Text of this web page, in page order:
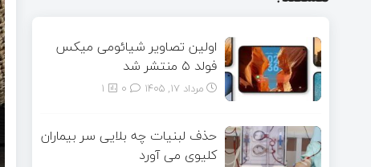
اولین تصاویر شیائومی میکس
فولد ۵ منتشر شد
مرداد ۱۷, ۱۴۰۵ 1
حذف لبنیات چه بلایی سر بیماران
کلیوی می آورد